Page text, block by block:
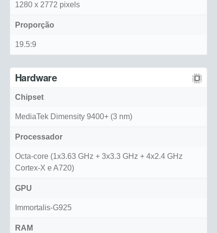
1280 x 2772 pixels
Proporção
19.5:9
Hardware
Chipset
MediaTek Dimensity 9400+ (3 nm)
Processador
Octa-core (1x3.63 GHz + 3x3.3 GHz + 4x2.4 GHz
Cortex-X e A720)
GPU
Immortalis-G925
RAM